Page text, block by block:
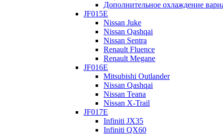
Дополнительное охлаждение
JF015E
Nissan Juke
Nissan Qashqai
Nissan Sentra
Renault Fluence
Renault Megane
JF016E
Mitsubishi Outlander
Nissan Qashqai
Nissan Teana
Nissan X-Trail
JF017E
Infiniti JX35
Infiniti QX60